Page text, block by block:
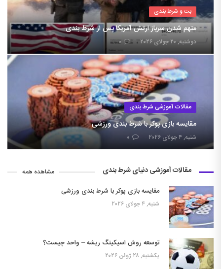
بت و شرط بندی
متهم شدن سرباز ارتش آمریکا پس از شرط بندی
دوشنبه, ۲۰ جولای ۲۰۲۶ ۰
مقالات آموزشی شرط بندی
مقایسه بازی پوکر با شرط بندی ورزشی
شنبه, ۴ جولای ۲۰۲۶ ۰
مقالات آموزشی دنیای شرط بندی مشاهده همه
مقایسه بازی پوکر با شرط بندی ورزشی
شنبه, ۴ جولای ۲۰۲۶
توسعه روش اسیکینگ ریشه – واحد چیست؟
یکشنبه, ۲۸ ژوئن ۲۰۲۶